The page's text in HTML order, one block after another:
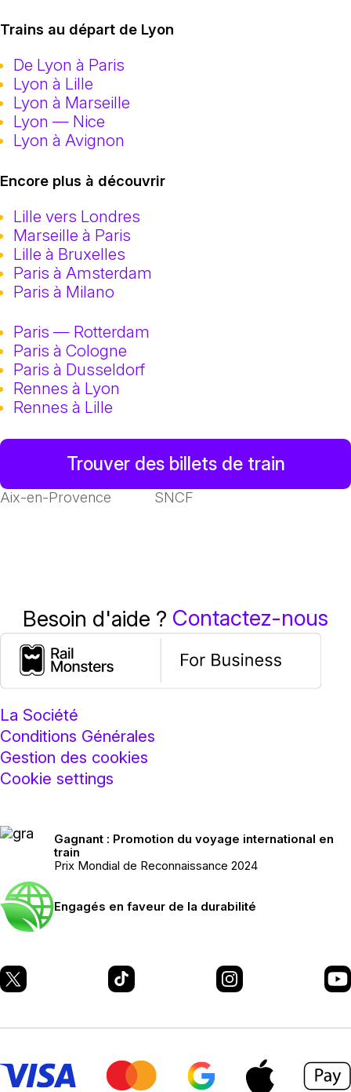
Trains au départ de Lyon
De Lyon à Paris
Lyon à Lille
Lyon à Marseille
Lyon — Nice
Lyon à Avignon
Encore plus à découvrir
Lille vers Londres
Marseille à Paris
Lille à Bruxelles
Paris à Amsterdam
Paris à Milano
Paris — Rotterdam
Paris à Cologne
Paris à Dusseldorf
Rennes à Lyon
Rennes à Lille
Trouver des billets de train
Aix-en-Provence SNCF
Besoin d'aide ? Contactez-nous
La Société
Conditions Générales
Gestion des cookies
Cookie settings
Gagnant : Promotion du voyage international en
train
Prix Mondial de Reconnaissance 2024
Engagés en faveur de la durabilité